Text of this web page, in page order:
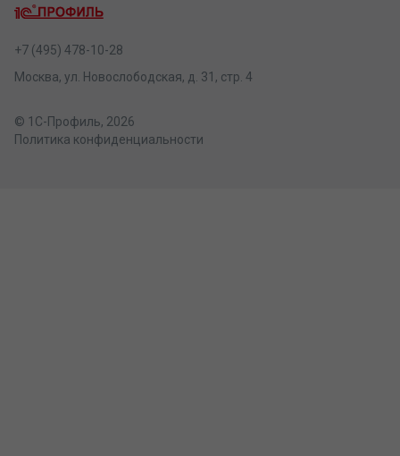
+7 (495) 478-10-28
Москва, ул. Новослободская, д. 31, стр. 4
© 1С-Профиль, 2026
Политика конфиденциальности